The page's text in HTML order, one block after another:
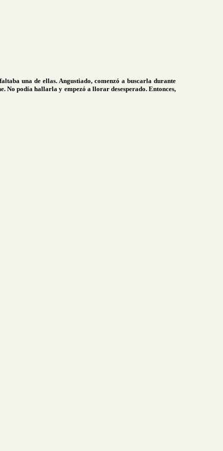
una de ellas. Angustiado, comenzó a buscarla durante
No podía hallarla y empezó a llorar desesperado. Entonces,